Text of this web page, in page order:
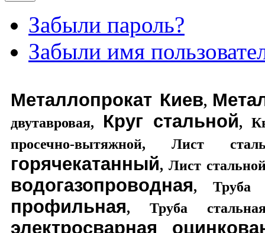
Забыли пароль?
Забыли имя
Металлопрокат Киев,
двутавровая, Круг стальной,
просечно-вытяжной, Лист
горячекатанный, Лист
водогазопроводная, Труба
профильная, Труба
электросварная